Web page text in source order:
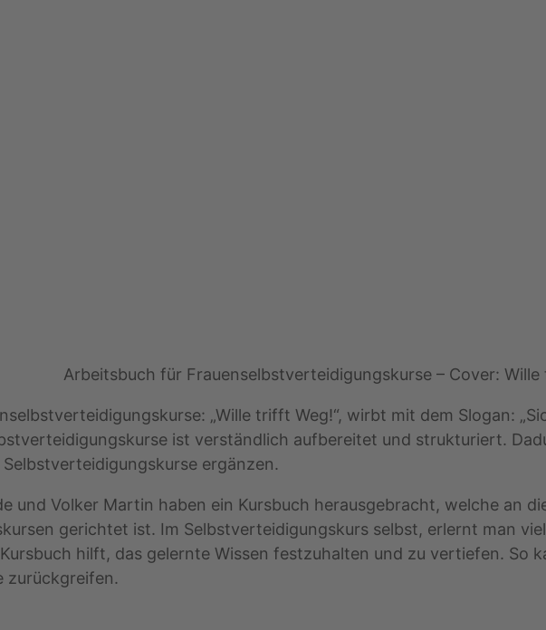
Arbeitsbuch für Frauenselbstverteidigungskurse – Cover:
„Wille trifft Weg!“, wirbt mit dem Slogan:
ist verständlich aufbereitet und strukturiert.
ergänzen.
und Volker Martin haben ein Kursbuch herausgebracht, welche an
gerichtet ist. Im Selbstverteidigungskurs selbst, erlernt man
hilft, das gelernte Wissen festzuhalten und zu vertiefen. So
zurückgreifen.